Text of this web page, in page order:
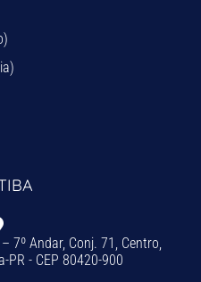
7º Andar, Conj. 71, Centro,
PR - CEP 80420-900